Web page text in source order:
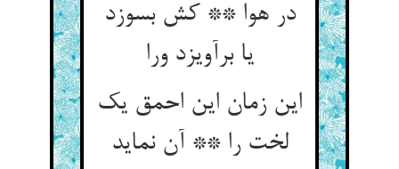
در هوا ** کش بسوزد
یا برآویزد ورا
این زمان این احمق یک
لخت را ** آن نماید